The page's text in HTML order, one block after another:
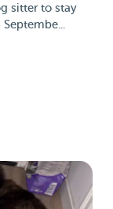
sitter to stay